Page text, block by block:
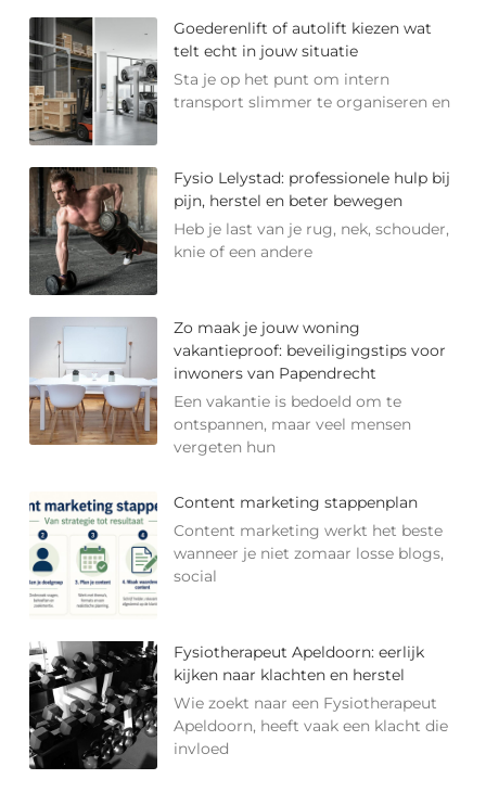
Goederenlift of autolift kiezen wat
telt echt in jouw situatie
Sta je op het punt om intern
transport slimmer te organiseren en
Fysio Lelystad: professionele hulp bij
pijn, herstel en beter bewegen
Heb je last van je rug, nek, schouder,
knie of een andere
Zo maak je jouw woning
vakantieproof: beveiligingstips voor
inwoners van Papendrecht
Een vakantie is bedoeld om te
ontspannen, maar veel mensen
vergeten hun
Content marketing stappenplan
Content marketing werkt het beste
wanneer je niet zomaar losse blogs,
social
Fysiotherapeut Apeldoorn: eerlijk
kijken naar klachten en herstel
Wie zoekt naar een Fysiotherapeut
Apeldoorn, heeft vaak een klacht die
invloed